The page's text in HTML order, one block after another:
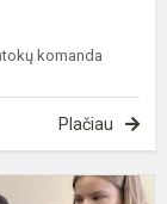
komanda
Plačiau